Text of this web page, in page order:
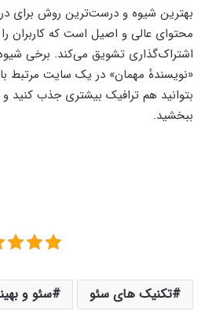
بهترین شیوه و درست‌ترین روش برای
محتوای عالی و اصیل است که کاربران
اشتراک‌گذاری تشویق می‌کند. برخی
«نویسندهٔ مهمان» در یک سایت مرتبط
بتوانید هم ترافیک بیشتری جذب کنید
ببخشید.
تکنیک های سئو سئو و